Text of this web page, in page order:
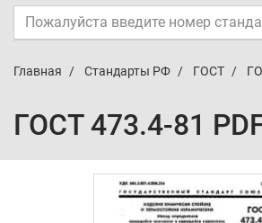
Главная Стандарты РФ ГОСТ
ГОСТ 473.4-81